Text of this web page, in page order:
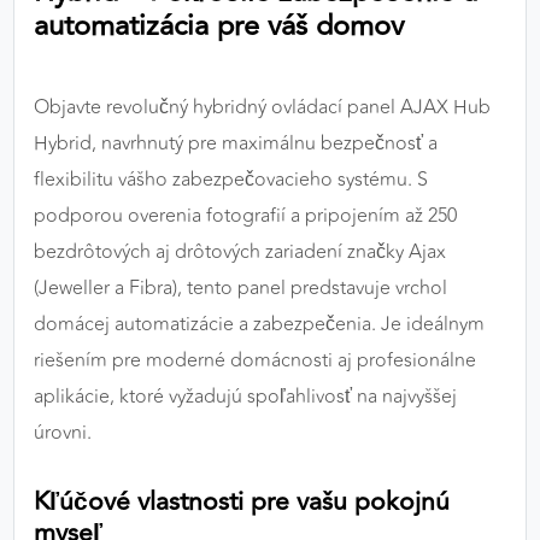
automatizácia pre váš domov
Objavte revolučný hybridný ovládací panel AJAX Hub
Hybrid, navrhnutý pre maximálnu bezpečnosť a
flexibilitu vášho zabezpečovacieho systému. S
podporou overenia fotografií a pripojením až 250
bezdrôtových aj drôtových zariadení značky Ajax
(Jeweller a Fibra), tento panel predstavuje vrchol
domácej automatizácie a zabezpečenia. Je ideálnym
riešením pre moderné domácnosti aj profesionálne
aplikácie, ktoré vyžadujú spoľahlivosť na najvyššej
úrovni.
Kľúčové vlastnosti pre vašu pokojnú
výkon a funkčnosť našich stránok.
MARKETINGOVÉ COOKIES
Marketingové cookies sa používajú na sledovanie
správania používateľov naprieč webovými
stránkami. Umožňujú nám a našim partnerom
zobrazovať cielenú a relevantnú reklamu, a to na
našom webe aj v reklamných sieťach tretích strán.
Google Ads